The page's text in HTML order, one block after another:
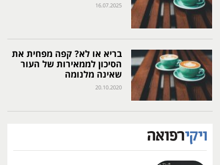
16.07.2025
בריא או לא? קפה מפחית את
הסיכון לממאירות של העור
שאינה מלנומה
20.10.2020